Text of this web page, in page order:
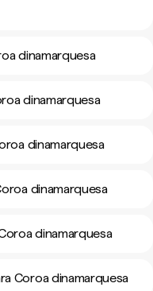
dinamarquesa
dinamarquesa
dinamarquesa
dinamarquesa
dinamarquesa
Coroa dinamarquesa